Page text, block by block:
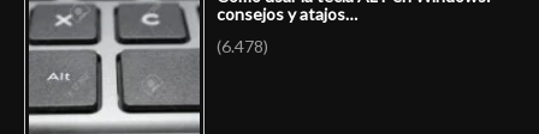
consejos y atajos…
(6.478)